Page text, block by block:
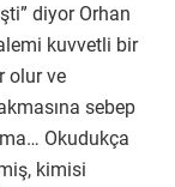
diyor Orhan
kuvvetli bir
olur ve
sebep
Okudukça
kimisi